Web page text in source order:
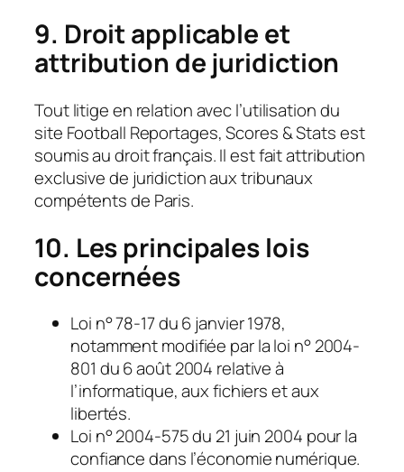
9. Droit applicable et
attribution de juridiction
Tout litige en relation avec l’utilisation du
site Football Reportages, Scores & Stats est
soumis au droit français. Il est fait attribution
exclusive de juridiction aux tribunaux
compétents de Paris.
10. Les principales lois
concernées
Loi n° 78-17 du 6 janvier 1978,
notamment modifiée par la loi n° 2004-
801 du 6 août 2004 relative à
l’informatique, aux fichiers et aux
libertés.
Loi n° 2004-575 du 21 juin 2004 pour la
confiance dans l’économie numérique.